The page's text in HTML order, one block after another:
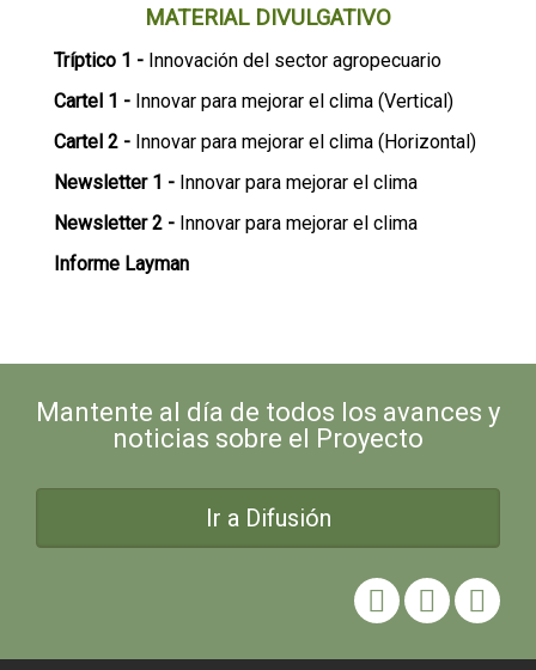
MATERIAL DIVULGATIVO
Tríptico 1 - Innovación del sector agropecuario
Cartel 1 - Innovar para mejorar el clima (Vertical)
Cartel 2 - Innovar para mejorar el clima (Horizontal)
Newsletter 1 - Innovar para mejorar el clima
Newsletter 2 - Innovar para mejorar el clima
Informe Layman
Mantente al día de todos los avances y
noticias sobre el Proyecto
Ir a Difusión